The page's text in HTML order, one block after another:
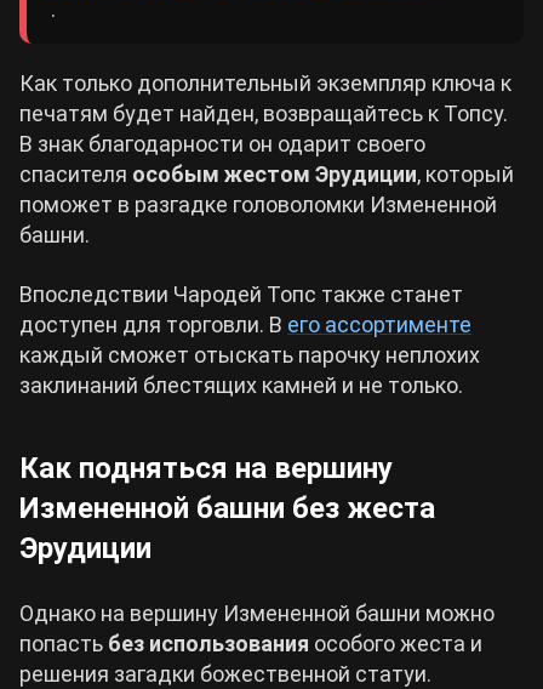
.
Как только дополнительный экземпляр ключа к
печатям будет найден, возвращайтесь к Топсу.
В знак благодарности он одарит своего
спасителя особым жестом Эрудиции, который
поможет в разгадке головоломки Измененной
башни.
Впоследствии Чародей Топс также станет
доступен для торговли. В его ассортименте
каждый сможет отыскать парочку неплохих
заклинаний блестящих камней и не только.
Как подняться на вершину
Измененной башни без жеста
Эрудиции
Однако на вершину Измененной башни можно
попасть без использования особого жеста и
решения загадки божественной статуи.